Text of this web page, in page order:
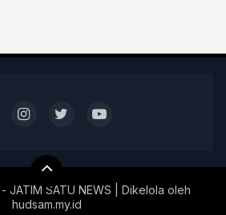
JATIM SATU NEWS | Dikelola oleh
hudsam.my.id